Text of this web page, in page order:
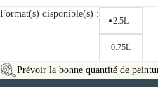
Format(s) disponible(s) :
2.5L
0.75L
Prévoir la bonne quantité de